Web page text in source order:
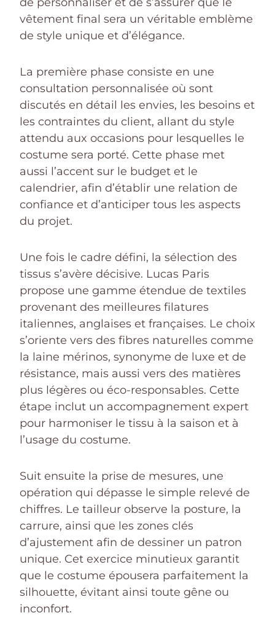
de personnaliser et de s’assurer que le
vêtement final sera un véritable emblème
de style unique et d’élégance.
La première phase consiste en une
consultation personnalisée où sont
discutés en détail les envies, les besoins et
les contraintes du client, allant du style
attendu aux occasions pour lesquelles le
costume sera porté. Cette phase met
aussi l’accent sur le budget et le
calendrier, afin d’établir une relation de
confiance et d’anticiper tous les aspects
du projet.
Une fois le cadre défini, la sélection des
tissus s’avère décisive. Lucas Paris
propose une gamme étendue de textiles
provenant des meilleures filatures
italiennes, anglaises et françaises. Le choix
s’oriente vers des fibres naturelles comme
la laine mérinos, synonyme de luxe et de
résistance, mais aussi vers des matières
plus légères ou éco-responsables. Cette
étape inclut un accompagnement expert
pour harmoniser le tissu à la saison et à
l’usage du costume.
Suit ensuite la prise de mesures, une
opération qui dépasse le simple relevé de
chiffres. Le tailleur observe la posture, la
carrure, ainsi que les zones clés
d’ajustement afin de dessiner un patron
unique. Cet exercice minutieux garantit
que le costume épousera parfaitement la
silhouette, évitant ainsi toute gêne ou
inconfort.